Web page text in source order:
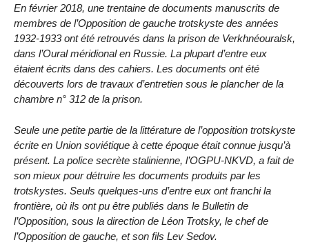
En février 2018, une trentaine de documents manuscrits de
membres de l’Opposition de gauche trotskyste des années
1932-1933 ont été retrouvés dans la prison de Verkhnéouralsk,
dans l’Oural méridional en Russie. La plupart d’entre eux
étaient écrits dans des cahiers. Les documents ont été
découverts lors de travaux d’entretien sous le plancher de la
chambre n° 312 de la prison.
Seule une petite partie de la littérature de l’opposition trotskyste
écrite en Union soviétique à cette époque était connue jusqu’à
présent. La police secrète stalinienne, l’OGPU-NKVD, a fait de
son mieux pour détruire les documents produits par les
trotskystes. Seuls quelques-uns d’entre eux ont franchi la
frontière, où ils ont pu être publiés dans le Bulletin de
l’Opposition, sous la direction de Léon Trotsky, le chef de
l’Opposition de gauche, et son fils Lev Sedov.